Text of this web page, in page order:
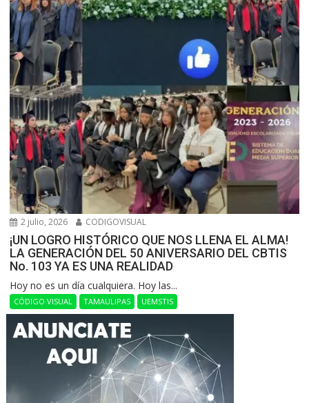
2 julio, 2026 CODIGOVISUAL
¡UN LOGRO HISTÓRICO QUE NOS LLENA EL ALMA!
LA GENERACIÓN DEL 50 ANIVERSARIO DEL CBTIS
No. 103 YA ES UNA REALIDAD
Hoy no es un día cualquiera. Hoy las...
CÓDIGO VISUAL TAMAULIPAS UEMSTIS